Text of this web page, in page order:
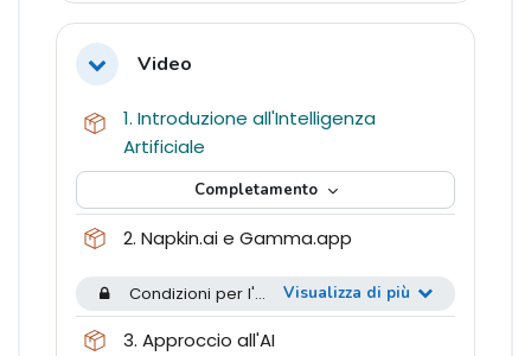
MinimizzaVideo
1. Introduzione all'Intelligenza
Artificiale
Completamento
2. Napkin.ai e Gamma.app
Visualizza di più
Condizioni per l'accesso: L'attività 1. Introduzione
3. Approccio all'AIPacchetto SCORM